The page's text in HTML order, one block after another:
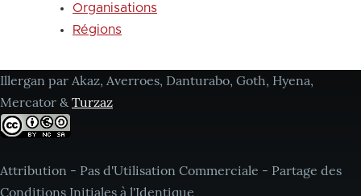
Organisations
Régions
Illergan par Akaz, Averroes, Danturabo, Goth, Hyena,
Mercator & Turzaz
Attribution - Pas d'Utilisation Commerciale - Partage des
Conditions Initiales à l'Identique